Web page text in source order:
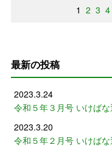
1 2 3 4
最新の投稿
2023.3.24
令和５年３月号 いけば
2023.3.20
令和５年２月号 いけば